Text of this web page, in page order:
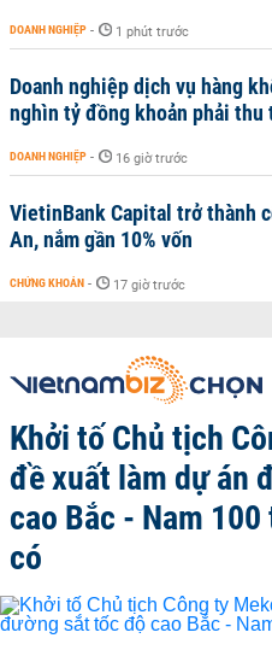
DOANH NGHIỆP - 1 phút trước
Doanh nghiệp dịch vụ hàng
nghìn tỷ đồng khoản phải thu
DOANH NGHIỆP - 16 giờ trước
VietinBank Capital trở thành
An, nắm gần 10% vốn
CHỨNG KHOÁN - 17 giờ trước
Khởi tố Chủ tịch
đề xuất làm dự án
cao Bắc - Nam
có